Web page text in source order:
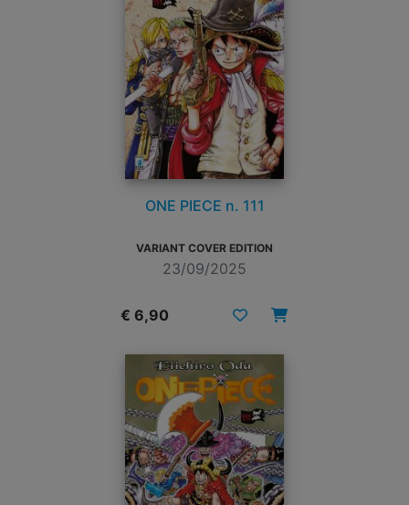
ONE PIECE n. 111
VARIANT COVER EDITION
23/09/2025
€ 6,90